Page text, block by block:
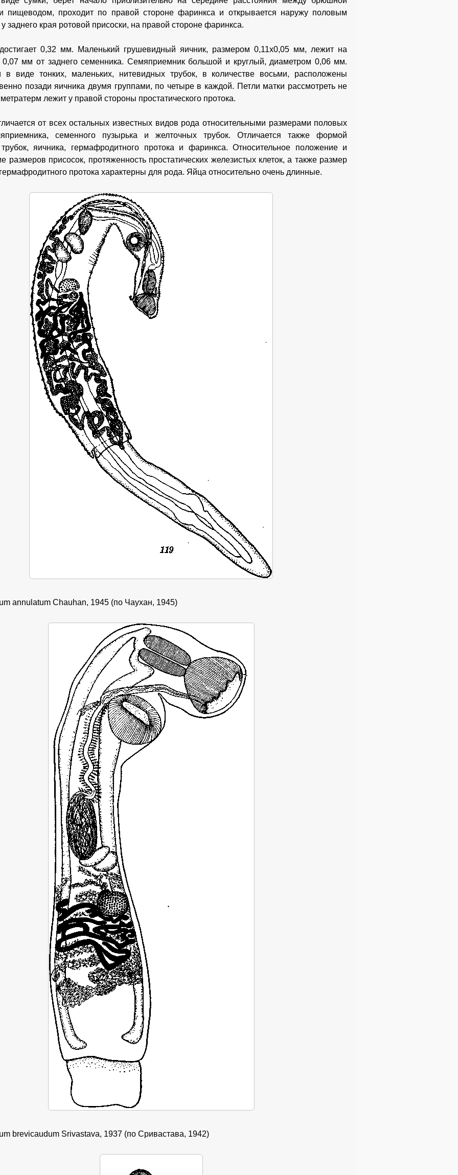
пищеводом, проходит по правой стороне фаринкса и открывается наружу половым
заднего края ротовой присоски, на правой стороне фаринкса.
0,32 мм. Маленький грушевидный яичник, размером 0,11x0,05 мм, лежит на
0,07 мм от заднего семенника. Семяприемник большой и круглый, диаметром 0,06 мм.
в виде тонких, маленьких, нитевидных трубок, в количестве восьми, расположены
позади яичника двумя группами, по четыре в каждой. Петли матки рассмотреть не
лежит у правой стороны простатического протока.
от всех остальных известных видов рода относительными размерами половых
семенного пузырька и желточных трубок. Отличается также формой
яичника, гермафродитного протока и фаринкса. Относительное положение и
размеров присосок, протяженность простатических железистых клеток, а также размер
протока характерны для рода. Яйца относительно очень длинные.
annulatum Chauhan, 1945 (по Чаухан, 1945)
brevicaudum Srivastava, 1937 (по Сривастава, 1942)